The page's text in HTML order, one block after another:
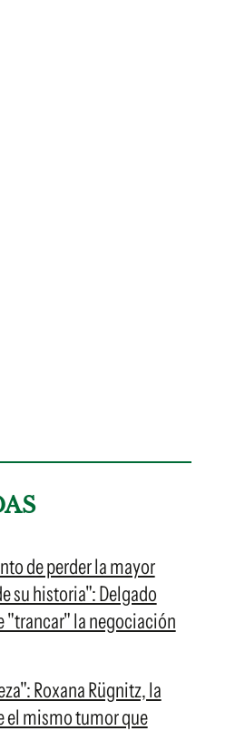
de perder la mayor
su historia": Delgado
"trancar" la negociación
Roxana Rügnitz, la
el mismo tumor que